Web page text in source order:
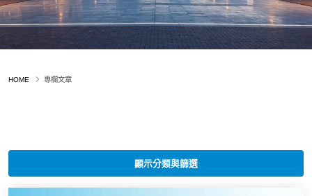
HOME 專欄文章
顯示分類與篩選